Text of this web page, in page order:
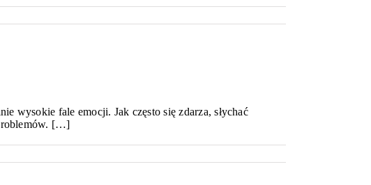
wysokie fale emocji. Jak często się zdarza, słychać
[…]